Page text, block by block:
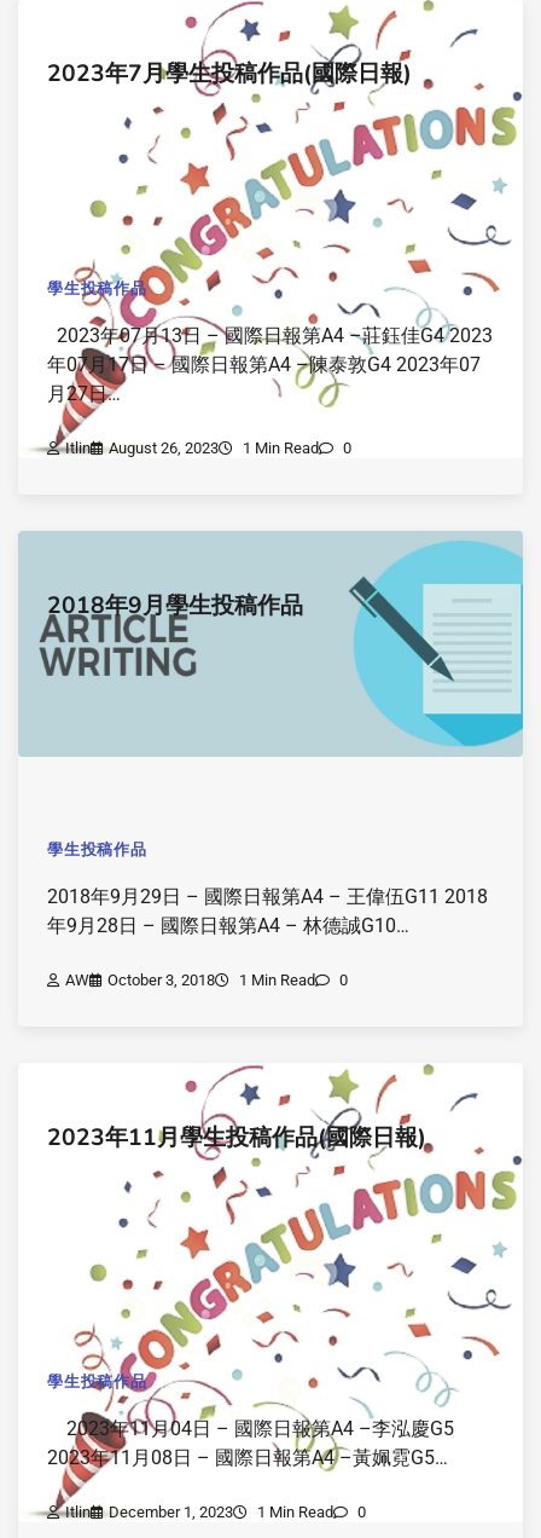
2023年7月學生投稿作品(國際日報)
學生投稿作品
2023年07月13日 – 國際日報第A4 –莊鈺佳G4 2023
年07月17日 – 國際日報第A4 –陳泰敦G4 2023年07
月27日…
Itlin August 26, 2023 1 Min Read 0
2018年9月學生投稿作品
學生投稿作品
2018年9月29日 – 國際日報第A4 – 王偉伍G11 2018
年9月28日 – 國際日報第A4 – 林德誠G10…
AW October 3, 2018 1 Min Read 0
2023年11月學生投稿作品(國際日報)
學生投稿作品
2023年11月04日 – 國際日報第A4 –李泓慶G5
2023年11月08日 – 國際日報第A4 –黃姵霓G5…
Itlin December 1, 2023 1 Min Read 0